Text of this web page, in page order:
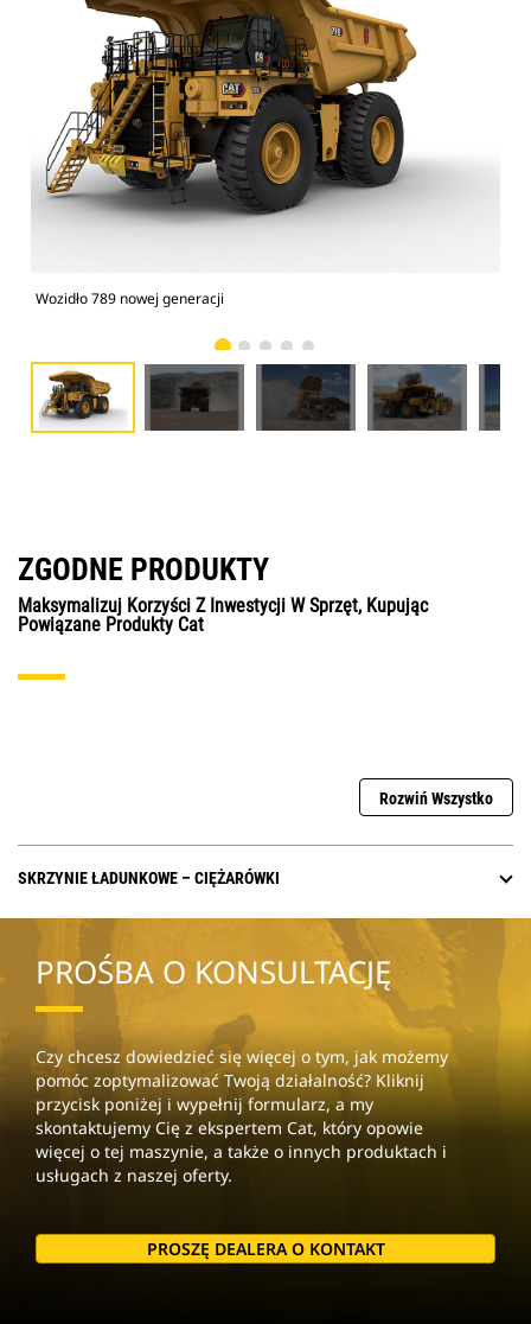
Wozidło 789 nowej generacji
ZGODNE PRODUKTY
Maksymalizuj Korzyści Z Inwestycji W Sprzęt, Kupując
Powiązane Produkty Cat
Rozwiń Wszystko
SKRZYNIE ŁADUNKOWE – CIĘŻARÓWKI
PROŚBA O KONSULTACJĘ
Czy chcesz dowiedzieć się więcej o tym, jak możemy
pomóc zoptymalizować Twoją działalność? Kliknij
przycisk poniżej i wypełnij formularz, a my
skontaktujemy Cię z ekspertem Cat, który opowie
więcej o tej maszynie, a także o innych produktach i
usługach z naszej oferty.
PROSZĘ DEALERA O KONTAKT